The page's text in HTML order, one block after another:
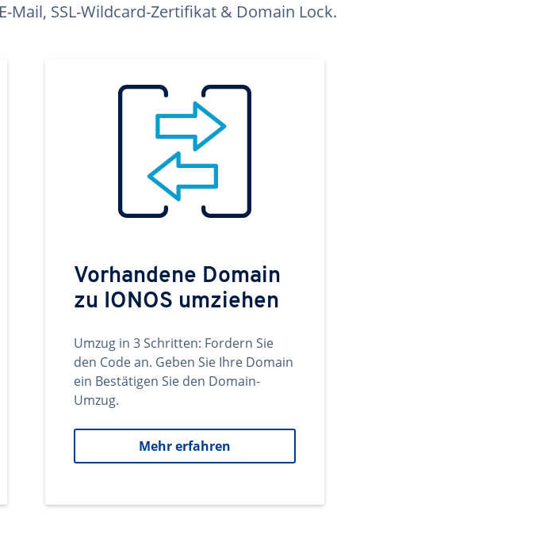
Mail, SSL-Wildcard-Zertifikat & Domain Lock.
Vorhandene Domain
zu IONOS umziehen
Umzug in 3 Schritten: Fordern Sie
den Code an. Geben Sie Ihre Domain
ein Bestätigen Sie den Domain-
Umzug.
Mehr erfahren